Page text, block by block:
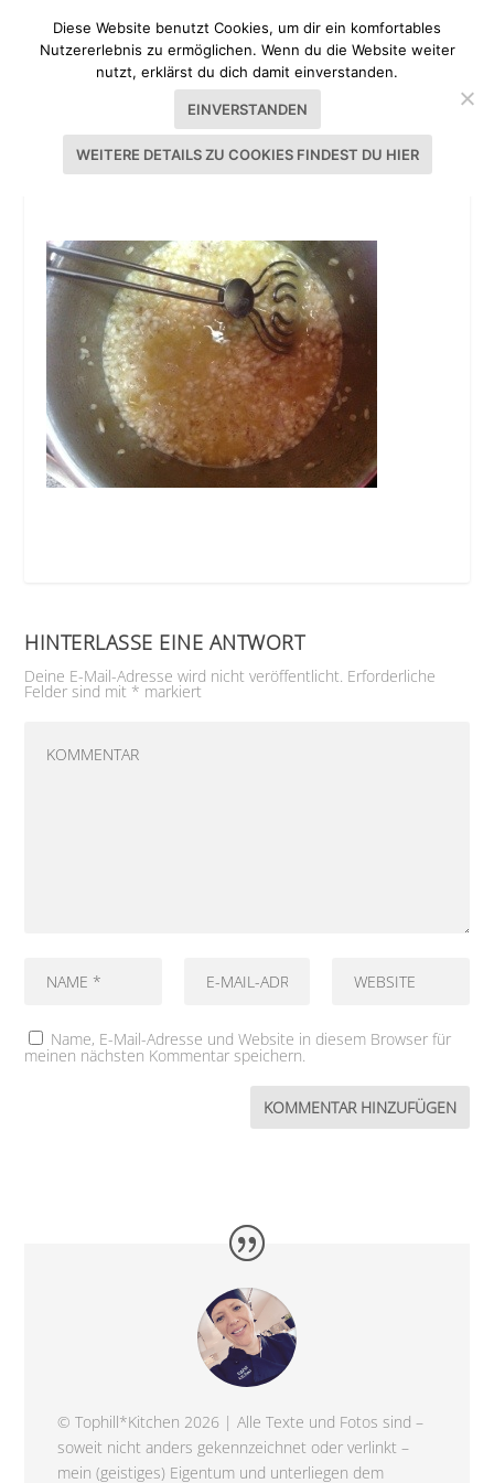
RISOTTO MIT PFIFFERLINGEN
HINTERLASSE EINE ANTWORT
Deine E-Mail-Adresse wird nicht veröffentlicht. Erforderliche
Felder sind mit * markiert
Name, E-Mail-Adresse und Website in diesem Browser für
meinen nächsten Kommentar speichern.
© Tophill*Kitchen 2026 | Alle Texte und Fotos sind –
soweit nicht anders gekennzeichnet oder verlinkt –
mein (geistiges) Eigentum und unterliegen dem
Diese Website benutzt Cookies, um dir ein komfortables
Nutzererlebnis zu ermöglichen. Wenn du die Website weiter
nutzt, erklärst du dich damit einverstanden.
EINVERSTANDEN
WEITERE DETAILS ZU COOKIES FINDEST DU HIER